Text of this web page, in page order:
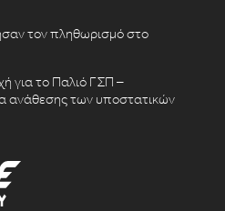
τον πληθωρισμό στο
για το Παλιό ΓΣΠ –
ανάθεσης των υποστατικών